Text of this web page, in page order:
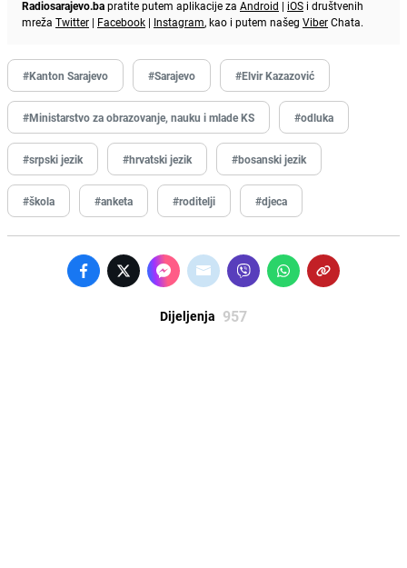
Radiosarajevo.bapratite putem aplikacije za Android | iOS i društvenih
mreža Twitter | Facebook | Instagram, kao i putem našeg ViberChata.
#Kanton Sarajevo #Sarajevo #Elvir Kazazović
#Ministarstvo za obrazovanje, nauku i mlade KS #odluka
#srpski jezik #hrvatski jezik #bosanski jezik
#škola #anketa #roditelji #djeca
Dijeljenja 957